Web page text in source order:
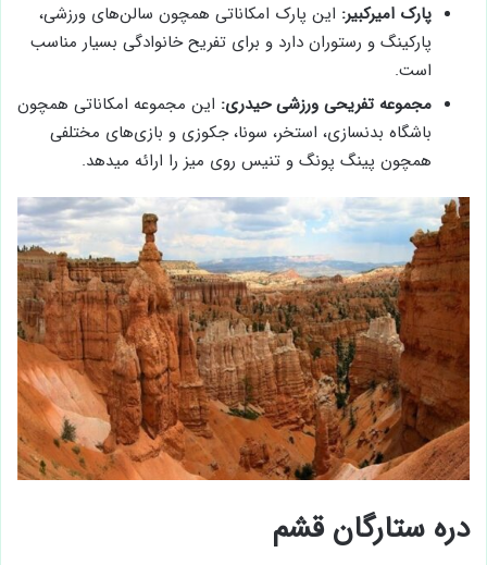
پارک امیرکبیر: این پارک امکاناتی همچون سالن‌های ورزشی،
پارکینگ و رستوران دارد و برای تفریح خانوادگی بسیار مناسب
است.
مجموعه تفریحی ورزشی حیدری: این مجموعه امکاناتی همچون
باشگاه بدنسازی، استخر، سونا، جکوزی و بازی‌های مختلفی
همچون پینگ پونگ و تنیس روی میز را ارائه می­دهد.
دره ستارگان قشم